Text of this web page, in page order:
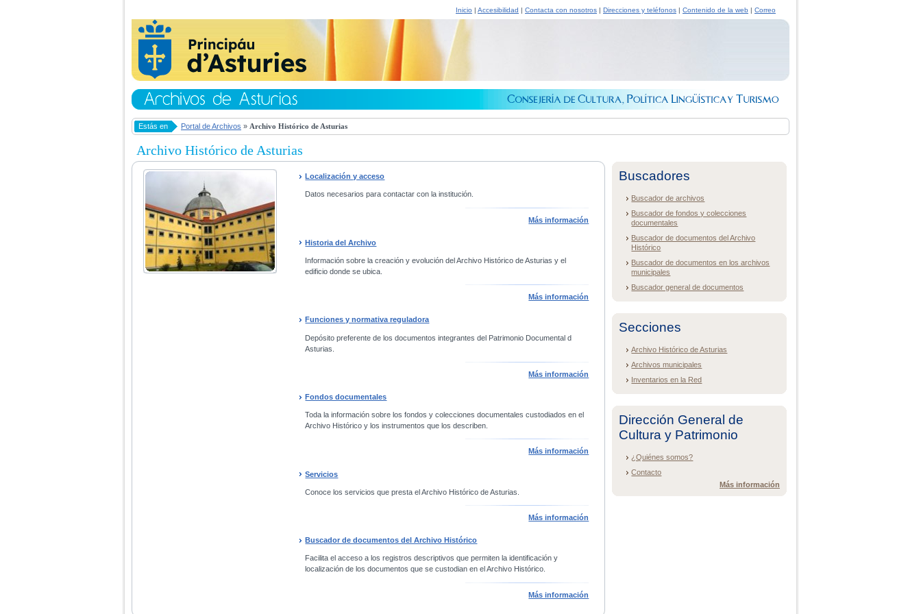
Inicio | Accesibilidad | Contacta con nosotros | Direcciones y teléfonos | Contenido de la web | Correo
Estás en Portal de Archivos » Archivo Histórico de Asturias
Archivo Histórico de Asturias
Localización y acceso
Datos necesarios para contactar con la institución.
Más información
Historia del Archivo
Información sobre la creación y evolución del Archivo Histórico de Asturias y el
edificio donde se ubica.
Más información
Funciones y normativa reguladora
Depósito preferente de los documentos integrantes del Patrimonio Documental d
Asturias.
Más información
Fondos documentales
Toda la información sobre los fondos y colecciones documentales custodiados en el
Archivo Histórico y los instrumentos que los describen.
Más información
Servicios
Conoce los servicios que presta el Archivo Histórico de Asturias.
Más información
Buscador de documentos del Archivo Histórico
Facilita el acceso a los registros descriptivos que permiten la identificación y
localización de los documentos que se custodian en el Archivo Histórico.
Más información
Buscadores
Buscador de archivos
Buscador de fondos y colecciones
documentales
Buscador de documentos del Archivo
Histórico
Buscador de documentos en los archivos
municipales
Buscador general de documentos
Secciones
Archivo Histórico de Asturias
Archivos municipales
Inventarios en la Red
Dirección General de
Cultura y Patrimonio
¿Quiénes somos?
Contacto
Más información